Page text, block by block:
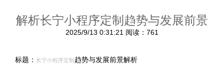
解析长宁小程序定制趋势与发展前景
2025/9/13 0:31:21 阅读：761
标题： 长宁小程序定制 趋势与发展前景解析